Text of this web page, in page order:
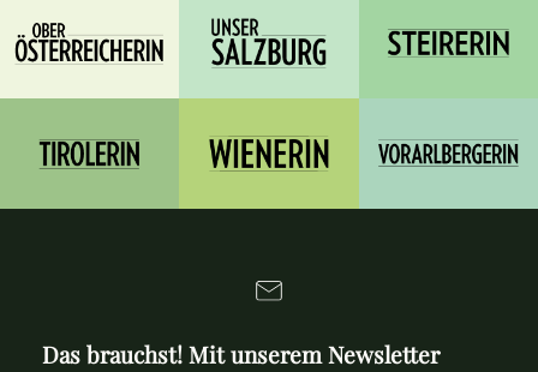
Das brauchst! Mit unserem Newsletter